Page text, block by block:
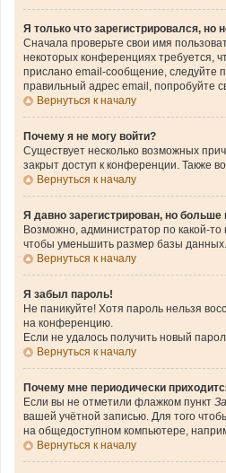
Я только что зарегистрировался, но
Сначала проверьте свои имя
некоторых конференциях требуется,
прислано email-сообщение, следуйте
правильный адрес email, попробуйте
Вернуться к началу
Почему я не могу войти?
Существует несколько возможных
закрыт доступ к конференции. Также
Вернуться к началу
Я давно зарегистрирован, но больше
Возможно, администратор по какой-
чтобы уменьшить размер базы данных.
Вернуться к началу
Я забыл пароль!
Не паникуйте! Хотя пароль нельзя
на конференцию.
Если не удалось получить новый
Вернуться к началу
Почему мне периодически
Если вы не отметили флажком пункт
вашей учётной записью. Для того
на общедоступном компьютере,
Вернуться к началу